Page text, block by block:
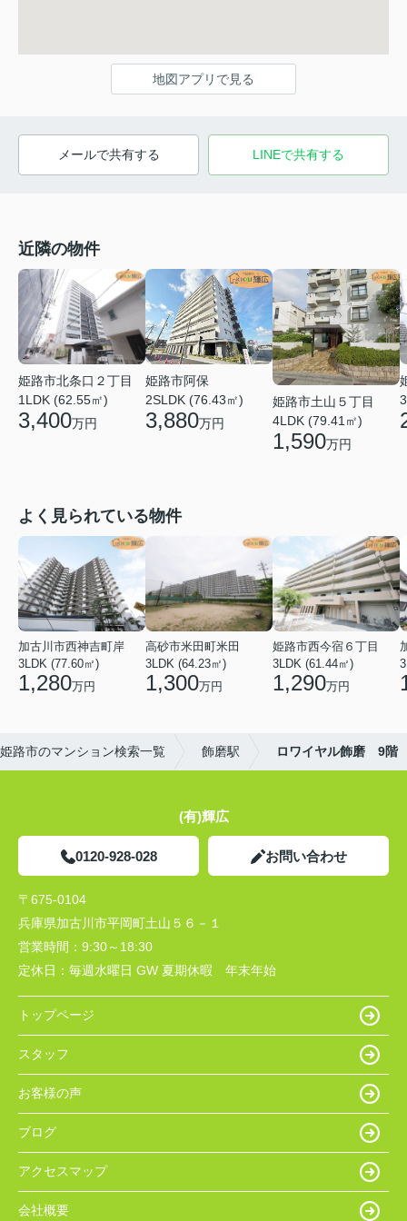
地図アプリで見る
メールで共有する LINEで共有する
近隣の物件
姫路市北条口２丁目
1LDK (62.55㎡)
3,400万円
姫路市阿保
2SLDK (76.43㎡)
3,880万円
姫路市土山５丁目
4LDK (79.41㎡)
1,590万円
よく見られている物件
加古川市西神吉町岸
3LDK (77.60㎡)
1,280万円
高砂市米田町米田
3LDK (64.23㎡)
1,300万円
姫路市西今宿６丁目
3LDK (61.44㎡)
1,290万円
姫路市のマンション検索一覧 飾磨駅 ロワイヤル飾磨 9階
(有)輝広
0120-928-028 お問い合わせ
〒675-0104
兵庫県加古川市平岡町土山５６－１
営業時間： 9:30～18:30
定休日： 毎週水曜日 GW 夏期休暇 年末年始
トップページ
スタッフ
お客様の声
ブログ
アクセスマップ
会社概要